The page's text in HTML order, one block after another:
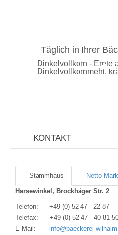
Täglich in Ihrer
Dinkelvollkorn - Ernte
Dinkelvollkornmehl,
KONTAKT
Stammhaus Netto-
Harsewinkel, Brockhäger Str. 2
Telefon:
+49 (0) 52 47 - 22 87
Telefax:
+49 (0) 52 47 - 40 81 50
E-Mail:
info@baeckerei-